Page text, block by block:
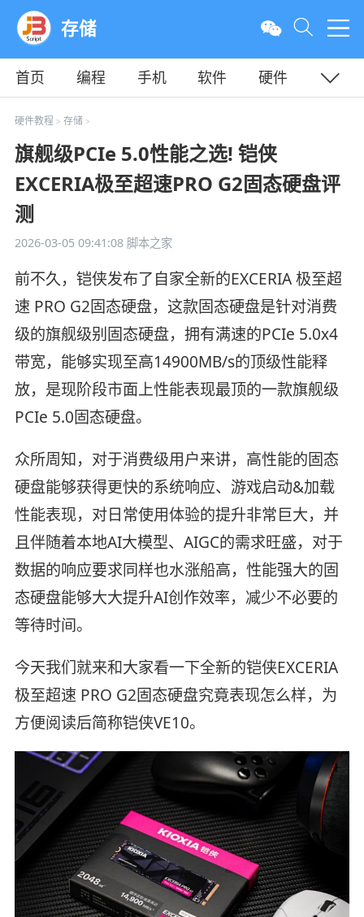
存储
首页 编程 手机 软件
硬件
教程
平面
硬件教程 > 存储>
旗舰级PCIe 5.0性能之选! 铠侠
EXCERIA极至超速PRO G2固态硬盘评
测
2026-03-05 09:41:08脚本之家
前不久，铠侠发布了自家全新的EXCERIA 极至超
速 PRO G2固态硬盘，这款固态硬盘是针对消费
级的旗舰级别固态硬盘，拥有满速的PCIe 5.0x4
带宽，能够实现至高14900MB/s的顶级性能释
放，是现阶段市面上性能表现最顶的一款旗舰级
PCIe 5.0固态硬盘。
众所周知，对于消费级用户来讲，高性能的固态
硬盘能够获得更快的系统响应、游戏启动&加载
性能表现，对日常使用体验的提升非常巨大，并
且伴随着本地AI大模型、AIGC的需求旺盛，对于
数据的响应要求同样也水涨船高，性能强大的固
态硬盘能够大大提升AI创作效率，减少不必要的
等待时间。
今天我们就来和大家看一下全新的铠侠EXCERIA
极至超速 PRO G2固态硬盘究竟表现怎么样，为
方便阅读后简称铠侠VE10。